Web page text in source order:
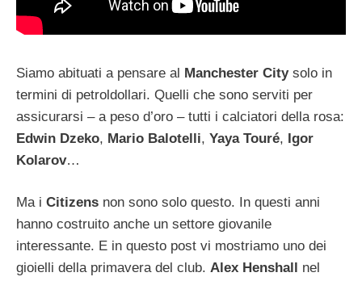
Siamo abituati a pensare al Manchester Citysolo in
termini di petroldollari. Quelli che sono serviti per
assicurarsi – a peso d’oro – tutti i calciatori della rosa:
Edwin Dzeko, Mario Balotelli, Yaya Touré, Igor
Kolarov…
Ma i Citizens non sono solo questo. In questi anni
hanno costruito anche un settore giovanile
interessante. E in questo post vi mostriamo uno dei
gioielli della primavera del club. Alex Henshall nel